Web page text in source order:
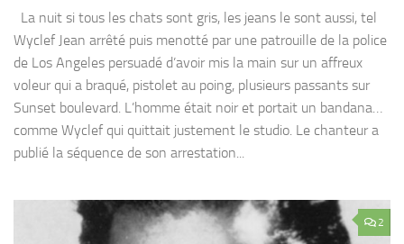
La nuit si tous les chats sont gris, les jeans le sont aussi, tel
Wyclef Jean arrêté puis menotté par une patrouille de la police
de Los Angeles persuadé d’avoir mis la main sur un affreux
voleur qui a braqué, pistolet au poing, plusieurs passants sur
Sunset boulevard. L’homme était noir et portait un bandana…
comme Wyclef qui quittait justement le studio. Le chanteur a
publié la séquence de son arrestation...
2